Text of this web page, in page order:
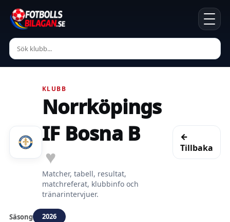
KLUBB
Norrköpings
IF Bosna B
♥
Matcher, tabell, resultat,
matchreferat, klubbinfo och
tränarintervjuer.
←
Tillbaka
Säsong 2026